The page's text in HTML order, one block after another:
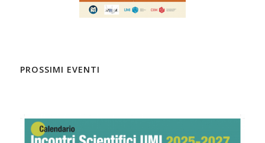
PROSSIMI EVENTI